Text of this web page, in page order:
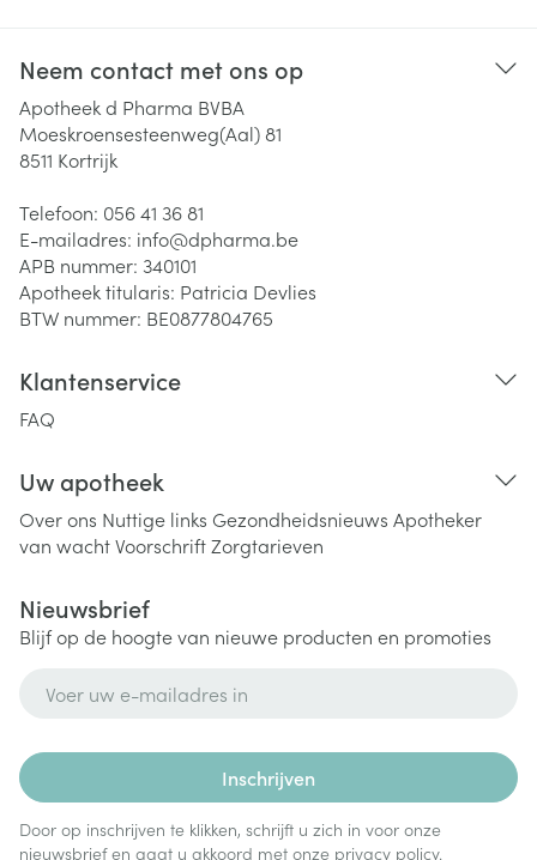
Neem contact met ons op
Apotheek d Pharma BVBA
Moeskroensesteenweg(Aal) 81
8511 Kortrijk
Telefoon: 056 41 36 81
E-mailadres: info@dpharma.be
APB nummer: 340101
Apotheek titularis: Patricia Devlies
BTW nummer: BE0877804765
Klantenservice
FAQ
Uw apotheek
Over ons Nuttige links Gezondheidsnieuws Apotheker
van wachtVoorschriftZorgtarieven
Nieuwsbrief
Blijf op de hoogte van nieuwe producten en promoties
Inschrijven
Door op inschrijven te klikken, schrijft u zich in voor onze
nieuwsbrief en gaat u akkoord met onze privacy policy.